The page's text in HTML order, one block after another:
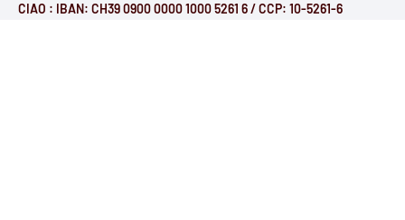
CIAO : IBAN: CH39 0900 0000 1000 5261 6 / CCP: 10-5261-6